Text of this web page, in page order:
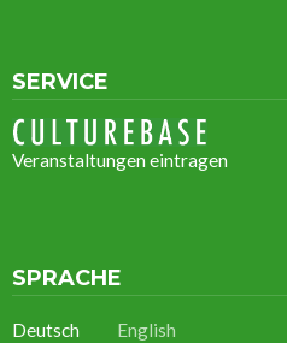
SERVICE
Veranstaltungen eintragen
SPRACHE
Deutsch English